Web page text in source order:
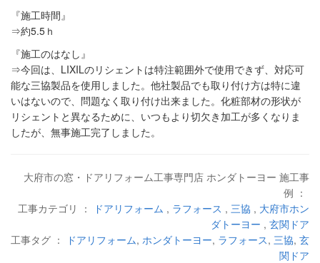
『施工時間』
⇒約5.5ｈ
『施工のはなし』
⇒今回は、LIXILのリシェントは特注範囲外で使用できず、対応可
能な三協製品を使用しました。他社製品でも取り付け方は特に違
いはないので、問題なく取り付け出来ました。化粧部材の形状が
リシェントと異なるために、いつもより切欠き加工が多くなりま
したが、無事施工完了しました。
大府市の窓・ドアリフォーム工事専門店 ホンダトーヨー 施工事
例 ：
工事カテゴリ ：
ドアリフォーム , ラフォース , 三協 , 大府市ホン
ダトーヨー , 玄関ドア
工事タグ ：
ドアリフォーム, ホンダトーヨー, ラフォース, 三協, 玄
関ドア